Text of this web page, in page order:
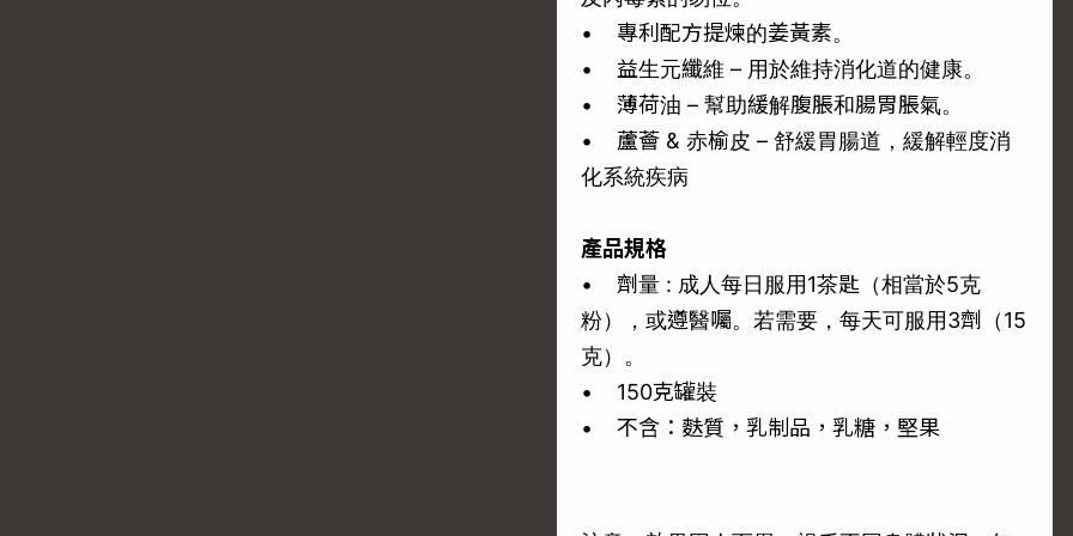
• 專利配方提煉的姜黃素。
• 益生元纖維 – 用於維持消化道的健康。
• 薄荷油 – 幫助緩解腹脹和腸胃脹氣。
• 蘆薈 & 赤榆皮 – 舒緩胃腸道，緩解輕度消
化系統疾病
產品規格
• 劑量 : 成人每日服用1茶匙（相當於5克
粉），或遵醫囑。若需要，每天可服用3劑（15
克）。
• 150克罐裝
• 不含：麩質，乳制品，乳糖，堅果